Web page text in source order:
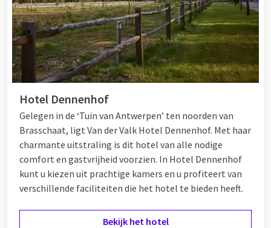
Hotel Dennenhof
Gelegen in de ‘Tuin van Antwerpen’ ten noorden van
Brasschaat, ligt Van der Valk Hotel Dennenhof. Met haar
charmante uitstraling is dit hotel van alle nodige
comfort en gastvrijheid voorzien. In Hotel Dennenhof
kunt u kiezen uit prachtige kamers en u profiteert van
verschillende faciliteiten die het hotel te bieden heeft.
Bekijk het hotel